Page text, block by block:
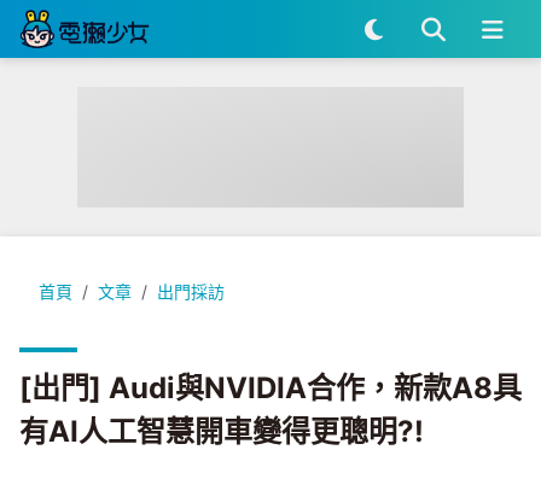
首頁 文章 出門採訪
[出門] Audi與NVIDIA合作，新款A8具有AI人工智慧開車變得
[出門] Audi與NVIDIA合作，新款A8具
有AI人工智慧開車變得更聰明?!